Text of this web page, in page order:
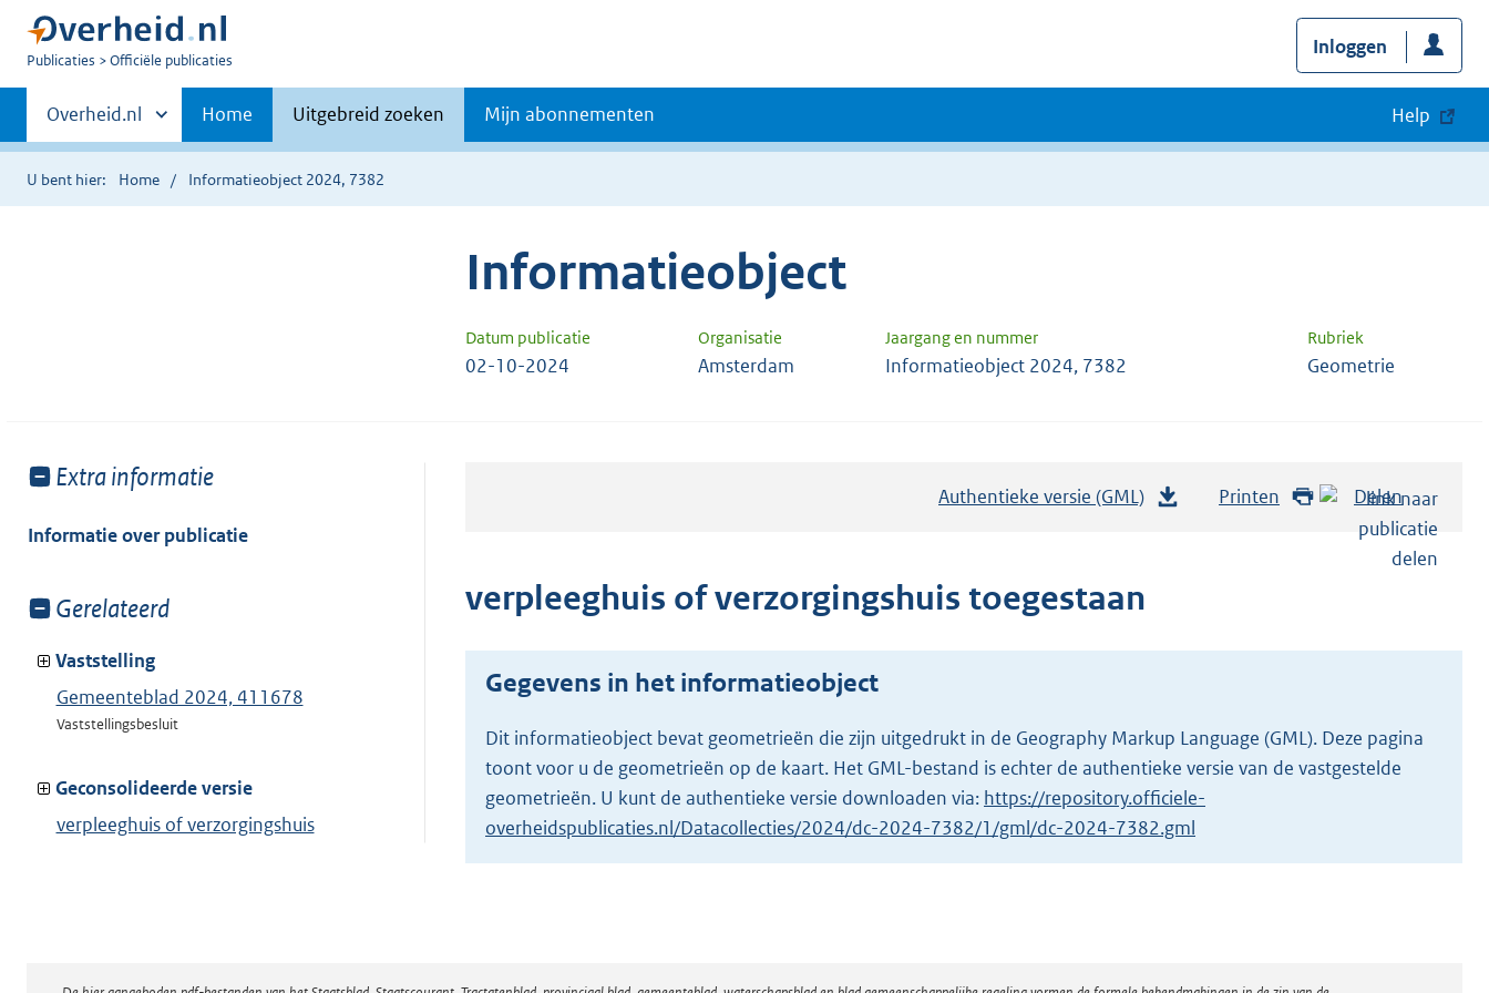
U
Publicaties Officiële publicaties
Inloggen
Primaire
navigatie
Andere
sites
binnen
Overheid.nl Home Uitgebreid zoeken Mijn abonnementen Help
U bent hier: Home Informatieobject 2024, 7382
Informatieobject
Datum publicatie Organisatie Jaargang en nummer Rubriek
02-10-2024 Amsterdam Informatieobject 2024, 7382 Geometrie
Toon
van:
Extra informatie
Informatie over publicatie
Toon
van:
Gerelateerd
Vaststelling
Gemeenteblad 2024, 411678
Vaststellingsbesluit
Geconsolideerde versie
verpleeghuis of verzorgingshuis
Authentieke versie (GML)
n
g
r
o
o
Printen Delen
verpleeghuis of verzorgingshuis toegestaan
Gegevens in het informatieobject
Dit informatieobject bevat geometrieën die zijn uitgedrukt in de Geography Markup Language (GML). Deze pagina
toont voor u de geometrieën op de kaart. Het GML-bestand is echter de authentieke versie van de vastgestelde
geometrieën. U kunt de authentieke versie downloaden via: https://repository.officiele-
overheidspublicaties.nl/Datacollecties/2024/dc-2024-7382/1/gml/dc-2024-7382.gml